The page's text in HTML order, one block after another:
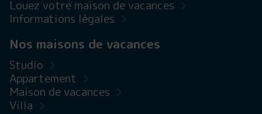
Louez votre maison de vacances
Informations légales
Nos maisons de vacances
Studio
Appartement
Maison de vacances
Villa